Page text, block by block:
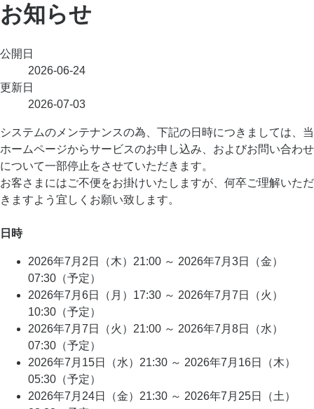
お知らせ
公開日
2026-06-24
更新日
2026-07-03
システムのメンテナンスの為、下記の日時につきましては、当
ホームページからサービスのお申し込み、およびお問い合わせ
について一部停止をさせていただきます。
お客さまにはご不便をお掛けいたしますが、何卒ご理解いただ
きますよう宜しくお願い致します。
日時
2026年7月2日（木）21:00 ～ 2026年7月3日（金）
07:30（予定）
2026年7月6日（月）17:30 ～ 2026年7月7日（火）
10:30（予定）
2026年7月7日（火）21:00 ～ 2026年7月8日（水）
07:30（予定）
2026年7月15日（水）21:30 ～ 2026年7月16日（木）
05:30（予定）
2026年7月24日（金）21:30 ～ 2026年7月25日（土）